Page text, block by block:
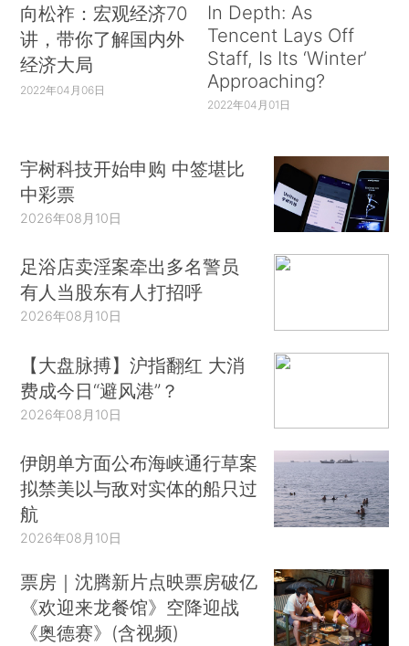
向松祚：宏观经济70
讲，带你了解国内外
经济大局
2022年04月06日
In Depth: As
Tencent Lays Off
Staff, Is Its ‘Winter’
Approaching?
2022年04月01日
宇树科技开始申购 中签堪比
中彩票
2026年08月10日
足浴店卖淫案牵出多名警员
有人当股东有人打招呼
2026年08月10日
【大盘脉搏】沪指翻红 大消
费成今日“避风港”？
2026年08月10日
伊朗单方面公布海峡通行草案
拟禁美以与敌对实体的船只过
航
2026年08月10日
票房｜沈腾新片点映票房破亿
《欢迎来龙餐馆》空降迎战
《奥德赛》(含视频)